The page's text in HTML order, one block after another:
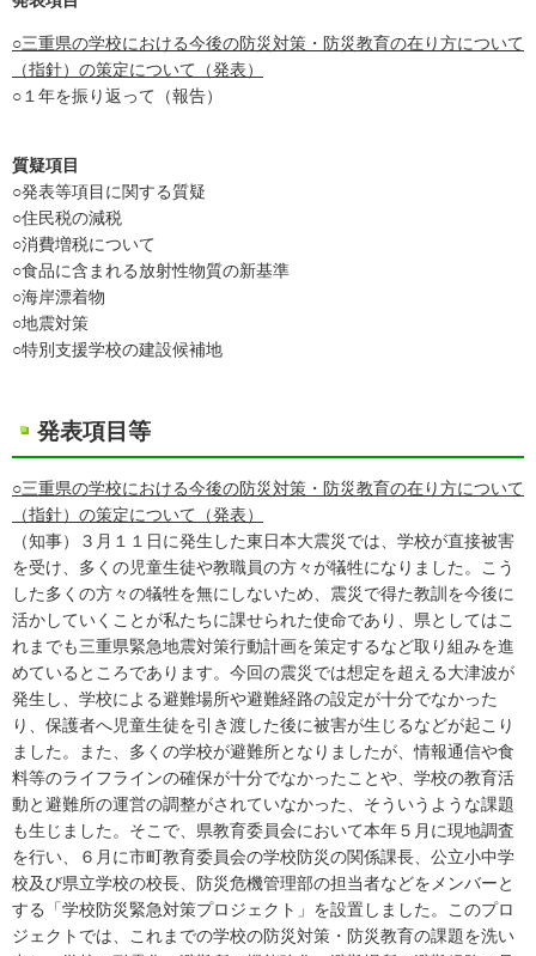
○三重県の学校における今後の防災対策・防災教育の在り方について
（指針）の策定について（発表）
○１年を振り返って（報告）
質疑項目
○発表等項目に関する質疑
○住民税の減税
○消費増税について
○食品に含まれる放射性物質の新基準
○海岸漂着物
○地震対策
○特別支援学校の建設候補地
発表項目等
○三重県の学校における今後の防災対策・防災教育の在り方について
（指針）の策定について（発表）
（知事）３月１１日に発生した東日本大震災では、学校が直接被害
を受け、多くの児童生徒や教職員の方々が犠牲になりました。こう
した多くの方々の犠牲を無にしないため、震災で得た教訓を今後に
活かしていくことが私たちに課せられた使命であり、県としてはこ
れまでも三重県緊急地震対策行動計画を策定するなど取り組みを進
めているところであります。今回の震災では想定を超える大津波が
発生し、学校による避難場所や避難経路の設定が十分でなかった
り、保護者へ児童生徒を引き渡した後に被害が生じるなどが起こり
ました。また、多くの学校が避難所となりましたが、情報通信や食
料等のライフラインの確保が十分でなかったことや、学校の教育活
動と避難所の運営の調整がされていなかった、そういうような課題
も生じました。そこで、県教育委員会において本年５月に現地調査
を行い、６月に市町教育委員会の学校防災の関係課長、公立小中学
校及び県立学校の校長、防災危機管理部の担当者などをメンバーと
する「学校防災緊急対策プロジェクト」を設置しました。このプロ
ジェクトでは、これまでの学校の防災対策・防災教育の課題を洗い